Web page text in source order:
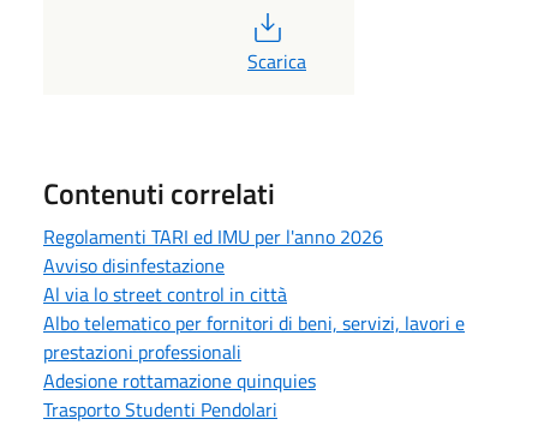
PDF
Scarica
Contenuti correlati
Regolamenti TARI ed IMU per l'anno 2026
Avviso disinfestazione
Al via lo street control in città
Albo telematico per fornitori di beni, servizi, lavori e
prestazioni professionali
Adesione rottamazione quinquies
Trasporto Studenti Pendolari